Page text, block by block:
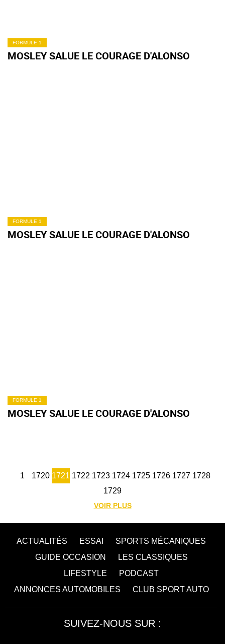
FORMULE 1
MOSLEY SALUE LE COURAGE D'ALONSO
FORMULE 1
MOSLEY SALUE LE COURAGE D'ALONSO
FORMULE 1
MOSLEY SALUE LE COURAGE D'ALONSO
1 1720 1721 1722 1723 1724 1725 1726 1727 1728
1729
VOIR PLUS
ACTUALITÉS ESSAI
SPORTS MÉCANIQUES
GUIDE OCCASION
LES CLASSIQUES
LIFESTYLE
PODCAST
ANNONCES AUTOMOBILES
CLUB SPORT AUTO
SUIVEZ-NOUS SUR :